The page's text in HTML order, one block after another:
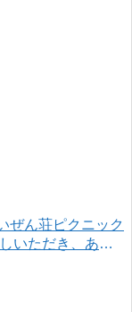
ぜん荘ピクニック
いただき、あり